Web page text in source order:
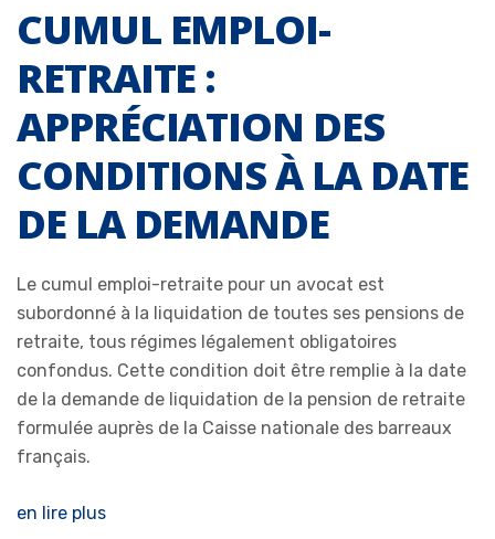
CUMUL EMPLOI-
RETRAITE :
APPRÉCIATION DES
CONDITIONS À LA DATE
DE LA DEMANDE
Le cumul emploi-retraite pour un avocat est
subordonné à la liquidation de toutes ses pensions de
retraite, tous régimes légalement obligatoires
confondus. Cette condition doit être remplie à la date
de la demande de liquidation de la pension de retraite
formulée auprès de la Caisse nationale des barreaux
français.
en lire plus